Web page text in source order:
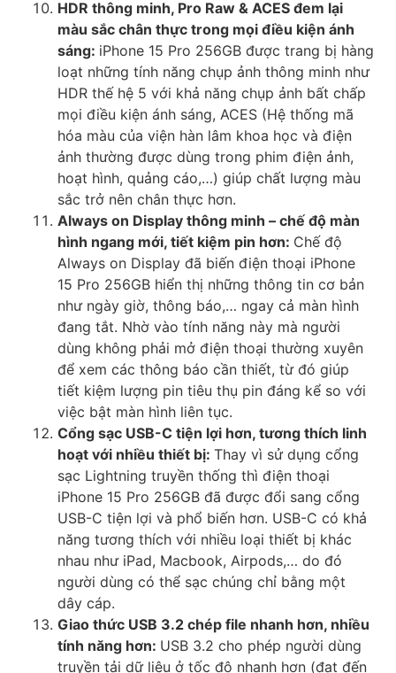
HDR thông minh, Pro Raw & ACES đem lại
màu sắc chân thực trong mọi điều kiện ánh
sáng: iPhone 15 Pro 256GB được trang bị hàng
loạt những tính năng chụp ảnh thông minh như
HDR thế hệ 5 với khả năng chụp ảnh bất chấp
mọi điều kiện ánh sáng, ACES (Hệ thống mã
hóa màu của viện hàn lâm khoa học và điện
ảnh thường được dùng trong phim điện ảnh,
hoạt hình, quảng cáo,…) giúp chất lượng màu
sắc trở nên chân thực hơn.
Always on Display thông minh – chế độ màn
hình ngang mới, tiết kiệm pin hơn: Chế độ
Always on Display đã biến điện thoại iPhone
15 Pro 256GB hiển thị những thông tin cơ bản
như ngày giờ, thông báo,… ngay cả màn hình
đang tắt. Nhờ vào tính năng này mà người
dùng không phải mở điện thoại thường xuyên
để xem các thông báo cần thiết, từ đó giúp
tiết kiệm lượng pin tiêu thụ pin đáng kể so với
việc bật màn hình liên tục.
Cổng sạc USB-C tiện lợi hơn, tương thích linh
hoạt với nhiều thiết bị: Thay vì sử dụng cổng
sạc Lightning truyền thống thì điện thoại
iPhone 15 Pro 256GB đã được đổi sang cổng
USB-C tiện lợi và phổ biến hơn. USB-C có khả
năng tương thích với nhiều loại thiết bị khác
nhau như iPad, Macbook, Airpods,… do đó
người dùng có thể sạc chúng chỉ bằng một
dây cáp.
Giao thức USB 3.2 chép file nhanh hơn, nhiều
tính năng hơn: USB 3.2 cho phép người dùng
truyền tải dữ liệu ở tốc độ nhanh hơn (đạt đến